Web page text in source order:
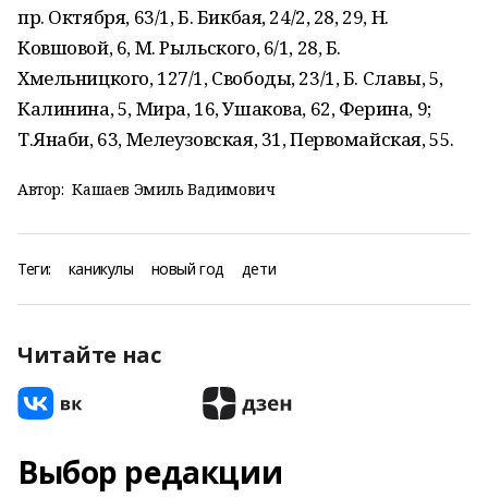
пр. Октября, 63/1, Б. Бикбая, 24/2, 28, 29, Н.
Ковшовой, 6, М. Рыльского, 6/1, 28, Б.
Хмельницкого, 127/1, Свободы, 23/1, Б. Славы, 5,
Калинина, 5, Мира, 16, Ушакова, 62, Ферина, 9;
Т.Янаби, 63, Мелеузовская, 31, Первомайская, 55.
Автор: Кашаев Эмиль Вадимович
Теги: каникулы новый год дети
Читайте нас
Выбор редакции